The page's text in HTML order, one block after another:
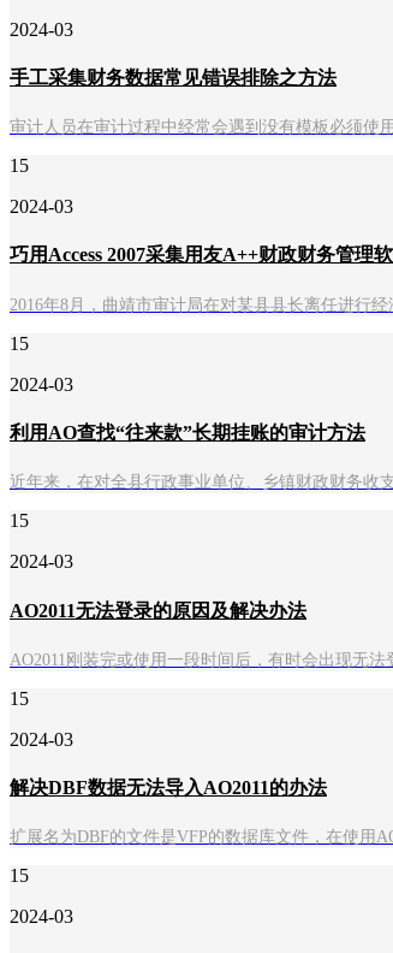
2024-03
手工采集财务数据常见错误排除之方法
审计人员在审计过程中经常会遇到没有模板必须使
15
2024-03
巧用Access 2007采集用友A++财政财务管理
2016年8月，曲靖市审计局在对某县县长离任进行
15
2024-03
利用AO查找“往来款”长期挂账的审计方法
近年来，在对全县行政事业单位、乡镇财政财务收
15
2024-03
AO2011无法登录的原因及解决办法
AO2011刚装完或使用一段时间后，有时会出现无
15
2024-03
解决DBF数据无法导入AO2011的办法
扩展名为DBF的文件是VFP的数据库文件，在使用
15
2024-03